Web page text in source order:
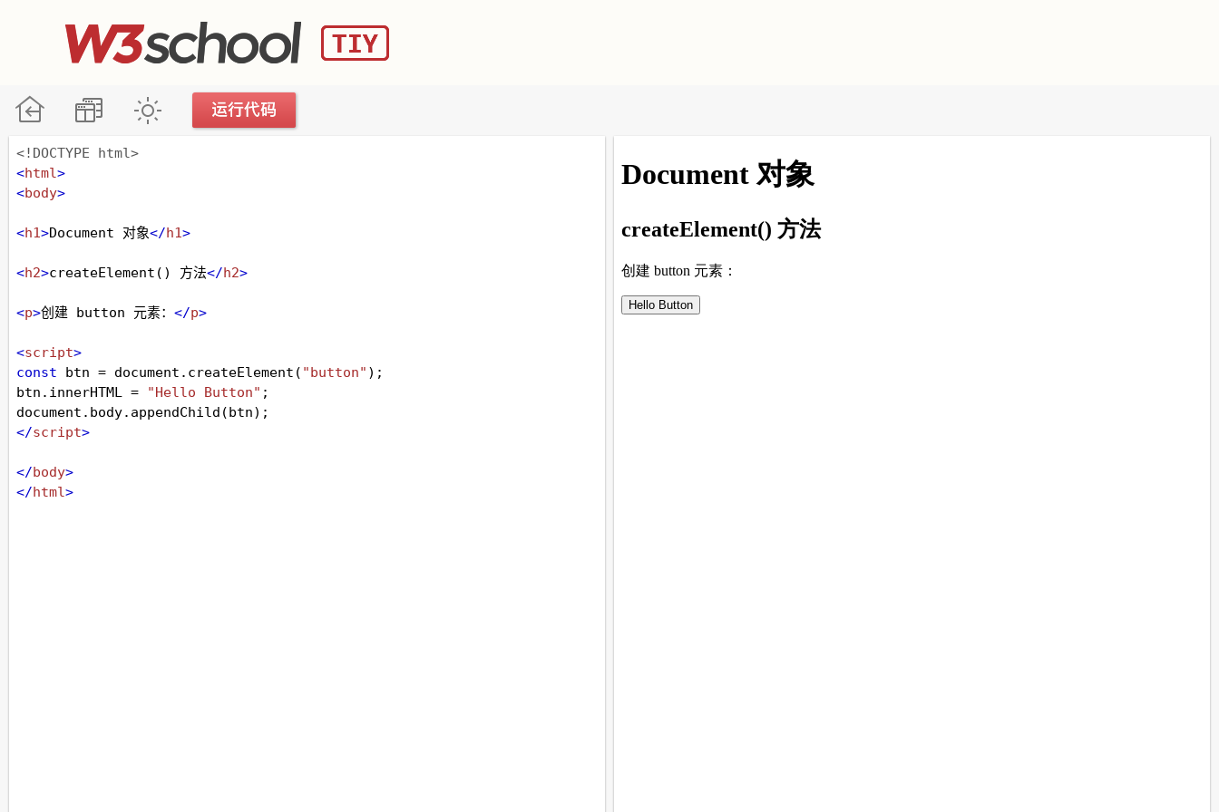
<!DOCTYPE html>
<html>
<body>
<h1>Document 对象</h1>
<h2>createElement() 方法</h2>
<p>创建 button 元素： </p>
<script>
const
btn = document . createElement ( "button" );
btn . innerHTML = "Hello Button" ;
document . body. appendChild (btn);
</script>
</body>
</html>